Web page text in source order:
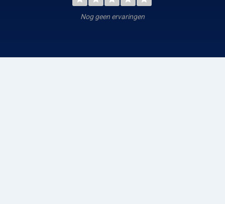
Nog geen ervaringen